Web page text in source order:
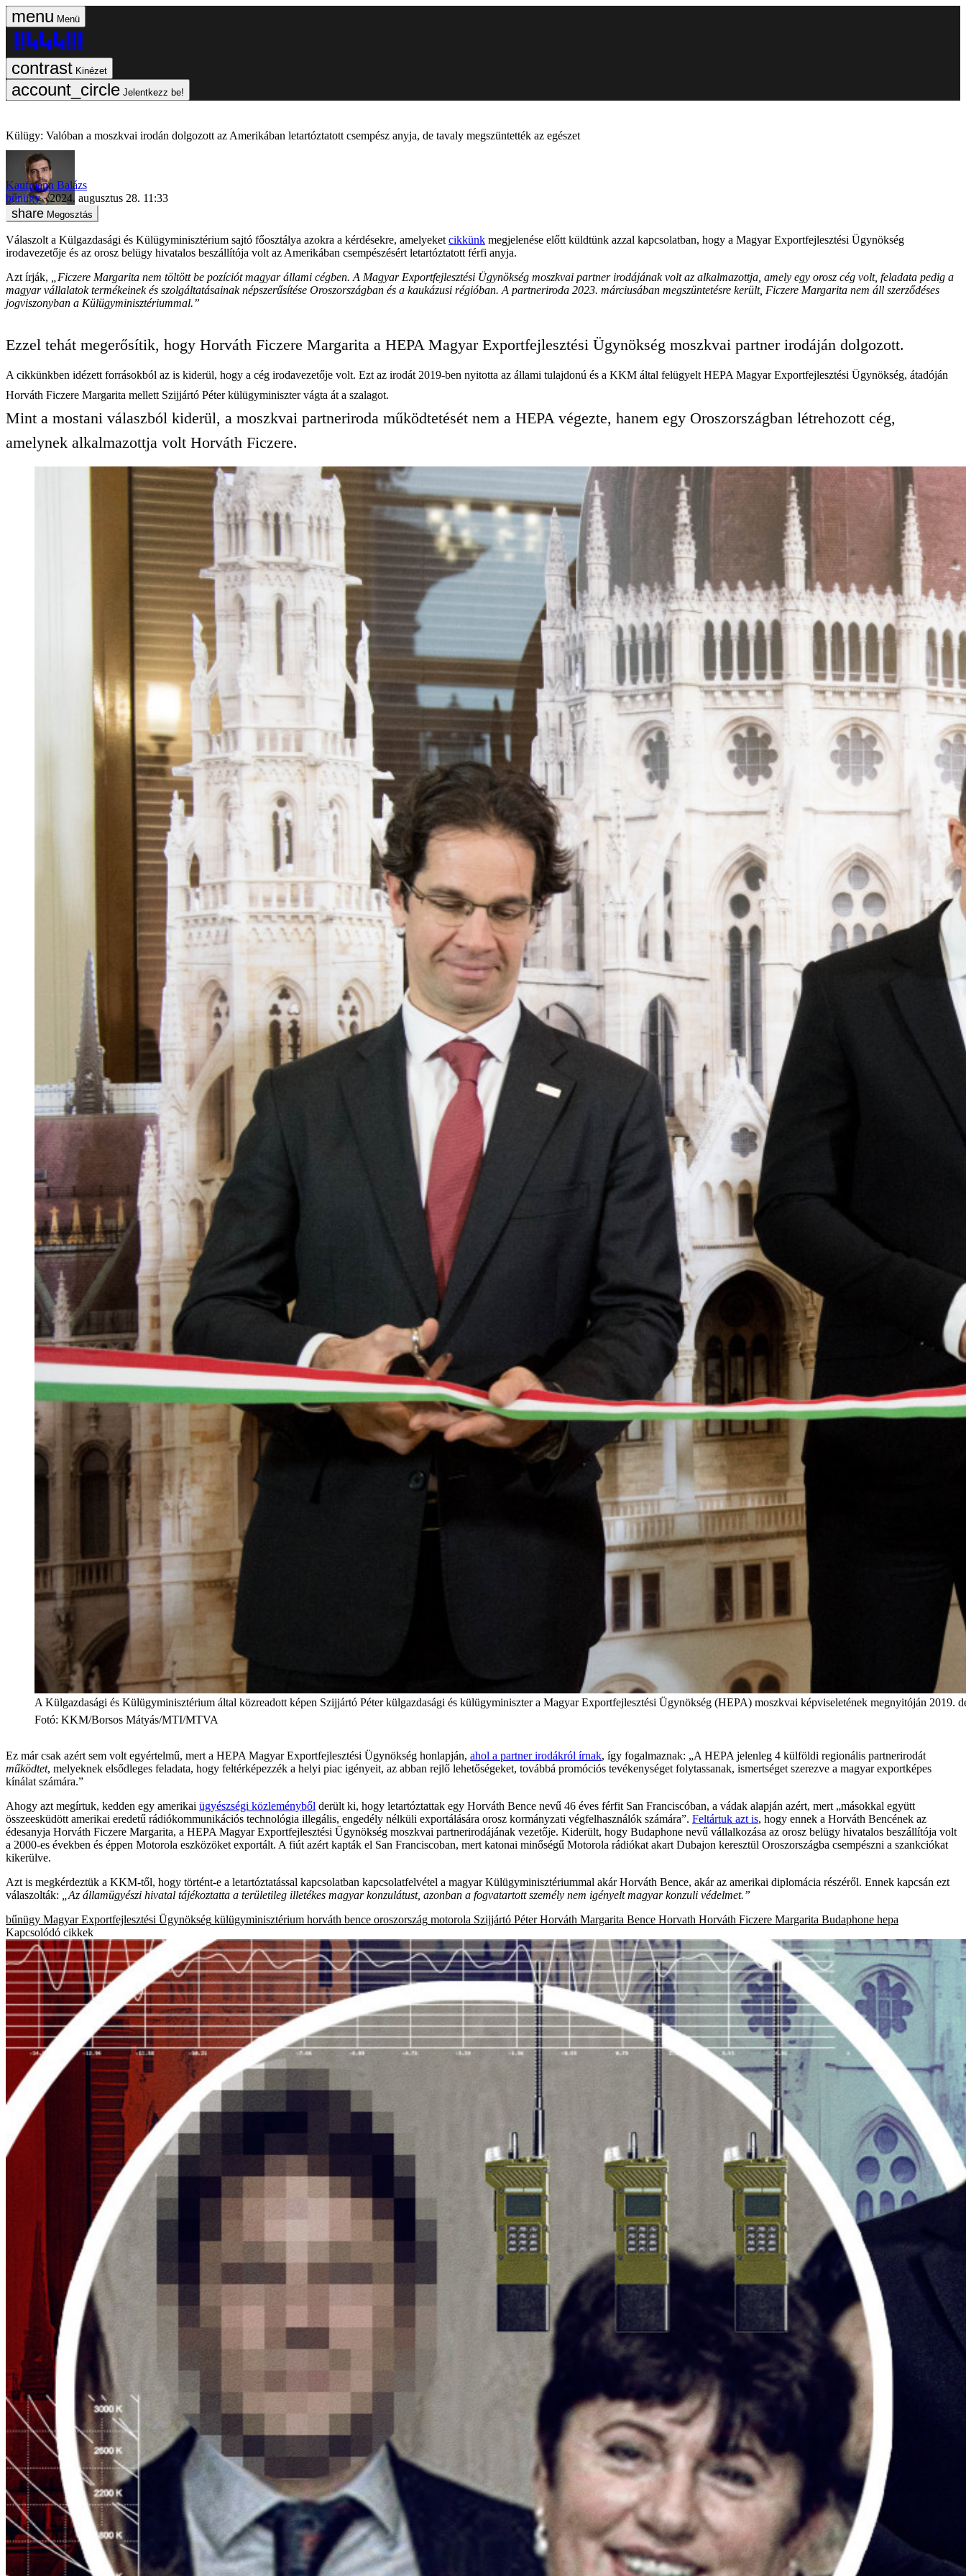
Menü
Kinézet
Jelentkezz be!
Külügy: Valóban a moszkvai irodán dolgozott az Amerikában letartóztatott csempész anyja, de tavaly megszüntették az egészet
Kaufmann Balázs
bűnügy
2024. augusztus 28. 11:33
Megosztás
Válaszolt a Külgazdasági és Külügyminisztérium sajtó főosztálya azokra a kérdésekre, amelyeket cikkünk megjelenése előtt küldtünk azzal kapcsolatban, hogy a Magyar Exportfejlesztési Ügynökség
irodavezetője és az orosz belügy hivatalos beszállítója volt az Amerikában csempészésért letartóztatott férfi anyja.
Azt írják,
„Ficzere Margarita nem töltött be pozíciót magyar állami cégben. A Magyar Exportfejlesztési Ügynökség moszkvai partner irodájának volt az alkalmazottja, amely egy orosz cég volt, feladata pedig a
magyar vállalatok termékeinek és szolgáltatásainak népszerűsítése Oroszországban és a kaukázusi régióban. A partneriroda 2023. márciusában megszüntetésre került, Ficzere Margarita nem áll szerződéses
jogviszonyban a Külügyminisztériummal.”
Ezzel tehát megerősítik, hogy Horváth Ficzere Margarita a HEPA Magyar Exportfejlesztési Ügynökség moszkvai partner irodáján dolgozott.
A cikkünkben idézett forrásokból az is kiderül, hogy a cég irodavezetője volt. Ezt az irodát 2019-ben nyitotta az állami tulajdonú és a KKM által felügyelt HEPA Magyar Exportfejlesztési Ügynökség, átadóján
Horváth Ficzere Margarita mellett Szijjártó Péter külügyminiszter vágta át a szalagot.
Mint a mostani válaszból kiderül, a moszkvai partneriroda működtetését nem a HEPA végezte, hanem egy Oroszországban létrehozott cég,
amelynek alkalmazottja volt Horváth Ficzere.
A Külgazdasági és Külügyminisztérium által közreadott képen Szijjártó Péter külgazdasági és külügyminiszter a Magyar Exportfejlesztési Ügynökség (HEPA) moszkvai képviseletének megnyitóján
Fotó: KKM/Borsos Mátyás/MTI/MTVA
Ez már csak azért sem volt egyértelmű, mert a HEPA Magyar Exportfejlesztési Ügynökség honlapján, ahol a partner irodákról írnak, így fogalmaznak: „A HEPA jelenleg 4 külföldi regionális partnerirodát
működtet, melyeknek elsődleges feladata, hogy feltérképezzék a helyi piac igényeit, az abban rejlő lehetőségeket, továbbá promóciós tevékenységet folytassanak, ismertséget szerezve a magyar exportképes
kínálat számára.”
Ahogy azt megírtuk, kedden egy amerikai ügyészségi közleményből derült ki, hogy letartóztattak egy Horváth Bence nevű 46 éves férfit San Franciscóban, a vádak alapján azért, mert „másokkal együtt
összeesküdött amerikai eredetű rádiókommunikációs technológia illegális, engedély nélküli exportálására orosz kormányzati végfelhasználók számára”. Feltártuk azt is, hogy ennek a Horváth Bencének az
édesanyja Horváth Ficzere Margarita, a HEPA Magyar Exportfejlesztési Ügynökség moszkvai partnerirodájának vezetője. Kiderült, hogy Budaphone nevű vállalkozása az orosz belügy hivatalos beszállítója volt
a 2000-es években és éppen Motorola eszközöket exportált. A fiút azért kapták el San Franciscoban, mert katonai minőségű Motorola rádiókat akart Dubajon keresztül Oroszországba csempészni a szankciókat
kikerülve.
Azt is megkérdeztük a KKM-től, hogy történt-e a letartóztatással kapcsolatban kapcsolatfelvétel a magyar Külügyminisztériummal akár Horváth Bence, akár az amerikai diplomácia részéről. Ennek kapcsán ezt
válaszolták:
„Az államügyészi hivatal tájékoztatta a területileg illetékes magyar konzulátust, azonban a fogvatartott személy nem igényelt magyar konzuli védelmet.”
bűnügy Magyar Exportfejlesztési Ügynökség külügyminisztérium horváth bence oroszország motorola Szijjártó Péter Horváth Margarita Bence Horvath Horváth Ficzere Margarita Budaphone hepa
Kapcsolódó cikkek